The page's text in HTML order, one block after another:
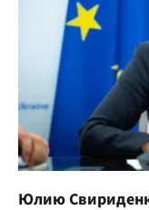
Юлию